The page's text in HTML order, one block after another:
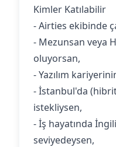
Kimler Katılabilir
- Airties ekibinde
- Mezunsan veya
oluyorsan,
- Yazılım
- İstanbul'da
istekliysen,
- İş hayatında
seviyedeysen,